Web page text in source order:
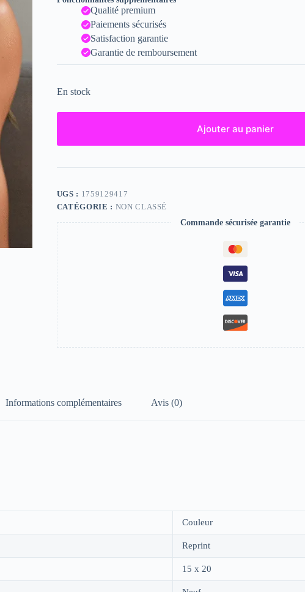
Qualité premium
Paiements sécurisés
Satisfaction garantie
Garantie de remboursement
En stock
Ajouter au panier
UGS : 1759129417
CATÉGORIE : NON CLASSÉ
Commande sécurisée garantie
Informations complémentaires Avis (0)
Couleur
Reprint
15 x 20